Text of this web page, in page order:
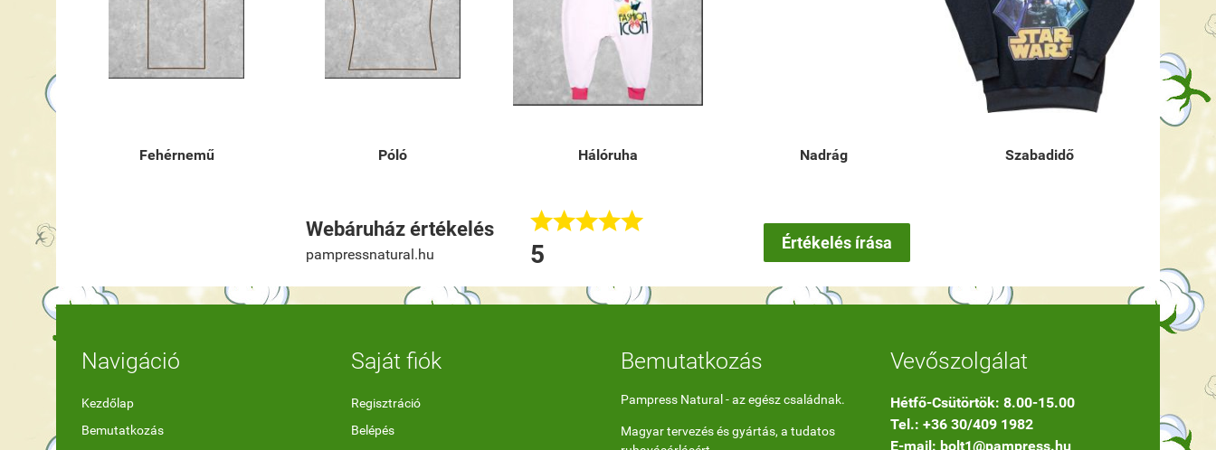
Fehérnemű Póló Hálóruha Nadrág Szabadidő
Webáruház értékelés
pampressnatural.hu

5 Értékelés írása
Navigáció
Kezdőlap
Bemutatkozás
Saját fiók
Regisztráció
Belépés
Bemutatkozás
Pampress Natural - az egész családnak.
Magyar tervezés és gyártás, a tudatos
Vevőszolgálat
Hétfő-Csütörtök: 8.00-15.00
Tel.: +36 30/409 1982
E-mail: bolt1@pampress.hu